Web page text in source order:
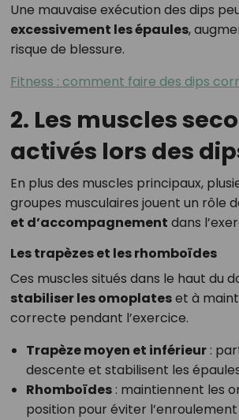
Une mauvaise exécution des dips
excessivement les épaules,
risque de blessure.
Fitness : comment faire des dips
2. Les muscles
activés lors des
En plus des muscles principaux,
groupes musculaires jouent un rôle
et d’accompagnement dans
Les trapèzes et les rhomboïdes
Ces muscles situés dans le haut du
stabiliser les omoplateset à
correcte pendant l’exercice.
Trapèze moyen et inférieur:
descente et stabilisent les
Rhomboïdes: maintiennent les
position pour éviter